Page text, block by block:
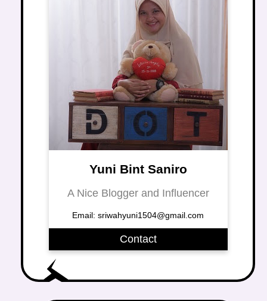
Yuni Bint Saniro
A Nice Blogger and Influencer
Email: sriwahyuni1504@gmail.com
Contact